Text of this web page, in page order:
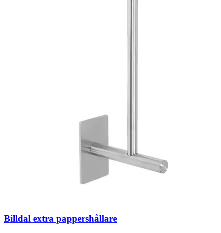
Billdal extra pappershållare